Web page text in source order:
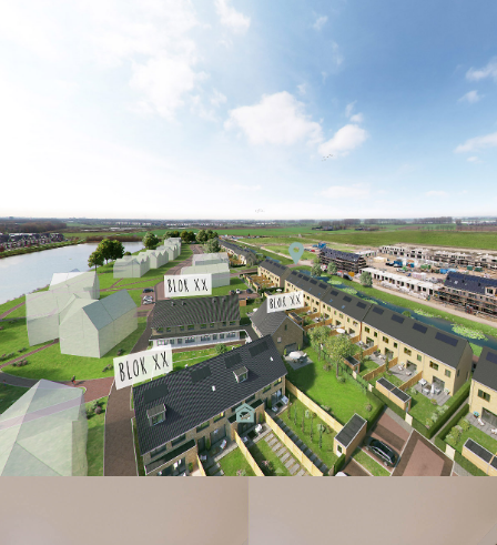
AM virtual reality webapp